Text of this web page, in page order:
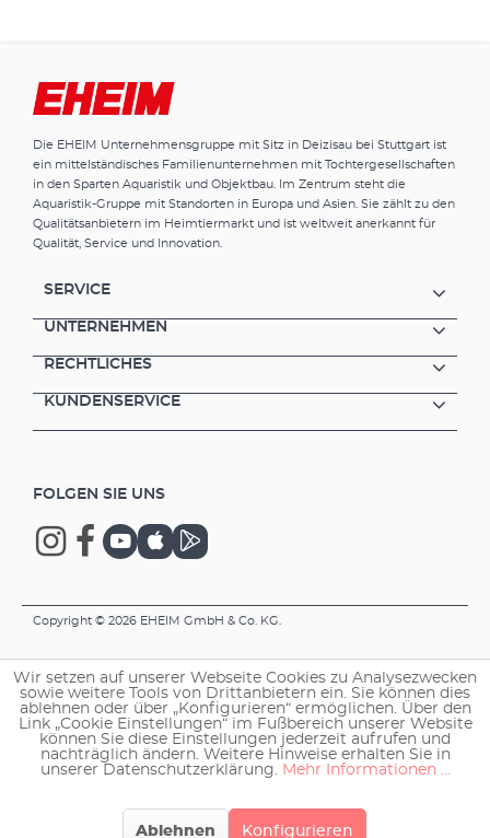
Die EHEIM Unternehmensgruppe mit Sitz in Deizisau bei Stuttgart ist
ein mittelständisches Familienunternehmen mit Tochtergesellschaften
in den Sparten Aquaristik und Objektbau. Im Zentrum steht die
Aquaristik-Gruppe mit Standorten in Europa und Asien. Sie zählt zu den
Qualitätsanbietern im Heimtiermarkt und ist weltweit anerkannt für
Qualität, Service und Innovation.
SERVICE
UNTERNEHMEN
RECHTLICHES
KUNDENSERVICE
FOLGEN SIE UNS
Copyright © 2026 EHEIM GmbH & Co. KG.
Wir setzen auf unserer Webseite Cookies zu Analysezwecken
sowie weitere Tools von Drittanbietern ein. Sie können dies
ablehnen oder über „Konfigurieren“ ermöglichen. Über den
Link „Cookie Einstellungen“ im Fußbereich unserer Website
können Sie diese Einstellungen jederzeit aufrufen und
nachträglich ändern. Weitere Hinweise erhalten Sie in
unserer Datenschutzerklärung. Mehr Informationen ...
Ablehnen Konfigurieren